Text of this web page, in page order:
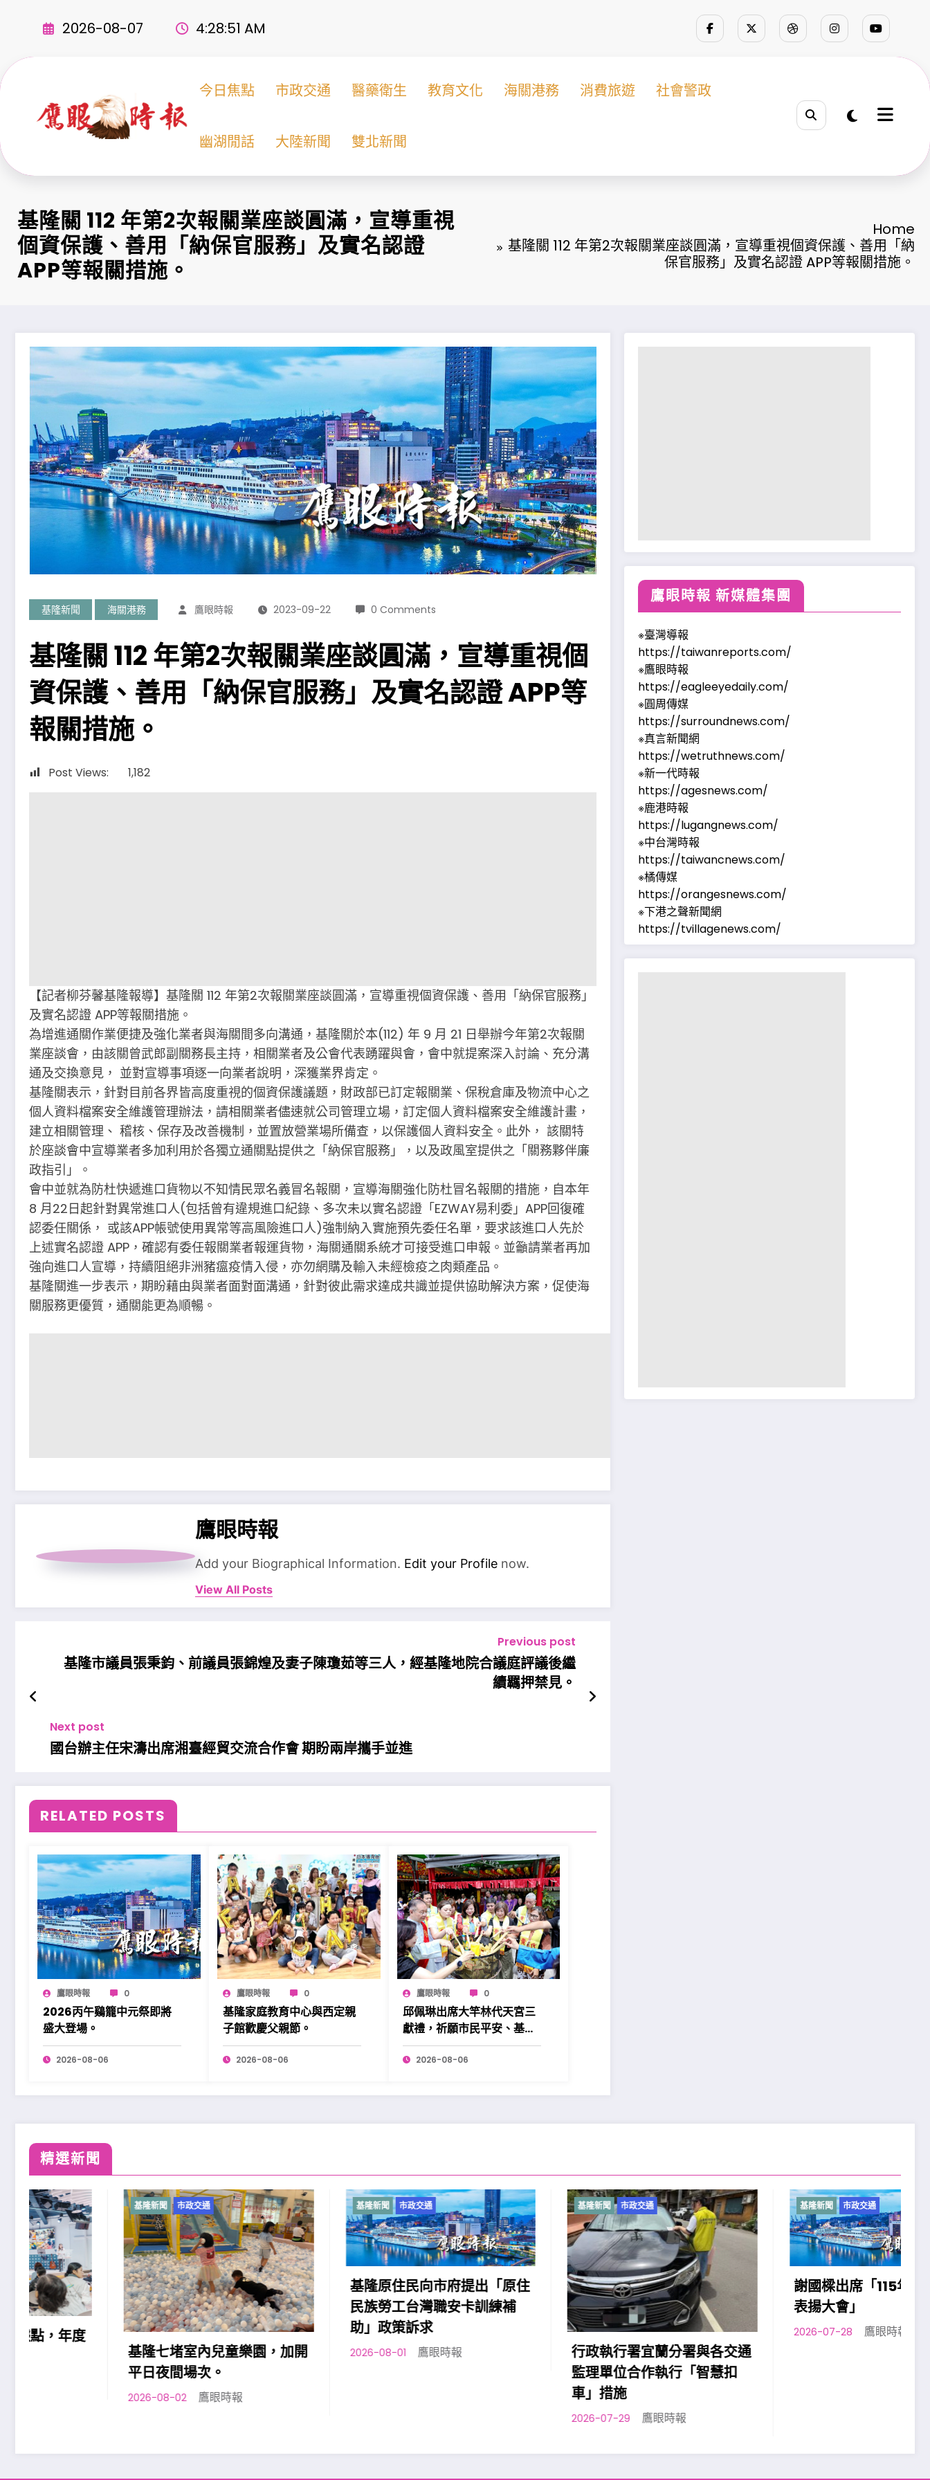
2026-08-07 4:28:53 AM
今日焦點 市政交通 醫藥衛生 教育文化 海關港務 消費旅遊 社會警政
幽湖閒話 大陸新聞 雙北新聞
基隆關 112 年第2次報關業座談圓滿，宣導重視
個資保護、善用「納保官服務」及實名認證
APP等報關措施。
Home
基隆關 112 年第2次報關業座談圓滿，宣導重視個資保護、善用「納
保官服務」及實名認證 APP等報關措施。
基隆新聞 海關港務 鷹眼時報 2023-09-22 0 Comments
基隆關 112 年第2次報關業座談圓滿，宣導重視個
資保護、善用「納保官服務」及實名認證 APP等
報關措施。
Post Views: 1,182
【記者柳芬馨基隆報導】基隆關 112 年第2次報關業座談圓滿，宣導重視個資保護、善用「納保官服務」
及實名認證 APP等報關措施。
為增進通關作業便捷及強化業者與海關間多向溝通，基隆關於本(112) 年 9 月 21 日舉辦今年第2次報關
業座談會，由該關曾武郎副關務長主持，相關業者及公會代表踴躍與會，會中就提案深入討論、充分溝
通及交換意見， 並對宣導事項逐一向業者說明，深獲業界肯定。
基隆關表示，針對目前各界皆高度重視的個資保護議題，財政部已訂定報關業、保稅倉庫及物流中心之
個人資料檔案安全維護管理辦法，請相關業者儘速就公司管理立場，訂定個人資料檔案安全維護計畫，
建立相關管理、 稽核、保存及改善機制，並置放營業場所備查，以保護個人資料安全。此外， 該關特
於座談會中宣導業者多加利用於各獨立通關點提供之「納保官服務」，以及政風室提供之「關務夥伴廉
政指引」。
會中並就為防杜快遞進口貨物以不知情民眾名義冒名報關，宣導海關強化防杜冒名報關的措施，自本年
8 月22日起針對異常進口人(包括曾有違規進口紀錄、多次未以實名認證「EZWAY易利委」APP回復確
認委任關係， 或該APP帳號使用異常等高風險進口人)強制納入實施預先委任名單，要求該進口人先於
上述實名認證 APP，確認有委任報關業者報運貨物，海關通關系統才可接受進口申報。並籲請業者再加
強向進口人宣導，持續阻絕非洲豬瘟疫情入侵，亦勿網購及輸入未經檢疫之肉類產品。
基隆關進一步表示，期盼藉由與業者面對面溝通，針對彼此需求達成共識並提供協助解決方案，促使海
關服務更優質，通關能更為順暢。
鷹眼時報
Add your Biographical Information. Edit your Profile now.
View All Posts
Previous post
基隆市議員張秉鈞、前議員張錦煌及妻子陳瓊茹等三人，經基隆地院合議庭評議後繼
續羈押禁見。
Next post
國台辦主任宋濤出席湘臺經貿交流合作會 期盼兩岸攜手並進
RELATED POSTS
鷹眼時報 0
2026丙午鷄籠中元祭即將
盛大登場。
2026-08-06
鷹眼時報 0
基隆家庭教育中心與西定親
子館歡慶父親節。
2026-08-06
鷹眼時報 0
邱佩琳出席大竿林代天宮三
獻禮，祈願市民平安、基隆
昌盛。
2026-08-06
鷹眼時報 新媒體集團
※臺灣導報
https://taiwanreports.com/
※鷹眼時報
https://eagleeyedaily.com/
※圓周傳媒
https://surroundnews.com/
※真言新聞網
https://wetruthnews.com/
※新一代時報
https://agesnews.com/
※鹿港時報
https://lugangnews.com/
※中台灣時報
https://taiwancnews.com/
※橘傳媒
https://orangesnews.com/
※下港之聲新聞網
https://tvillagenews.com/
精選新聞
基隆新聞 市政交通
基隆七堵室內兒童樂園，加開
平日夜間場次。
鷹眼時報
基隆新聞 市政交通
基隆原住民向市府提出「原住
民族勞工台灣職安卡訓練補
助」政策訴求
2026-08-01 鷹眼時報
基隆新聞 市政交通
行政執行署宜蘭分署與各交通
監理單位合作執行「智慧扣
鷹眼時報
基隆新聞 市政交通
謝國樑出席「115年模範父親
表揚大會」
2026-07-28 鷹眼時報